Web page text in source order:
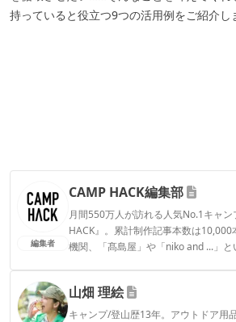
持っていると役立つ9つの活用例をご紹介し
編集者
CAMP HACK編集部
月間550万人が訪れる人気No.1キャ
HACK』。累計制作記事本数は
機関、「髙島屋」や「niko and ...」
CAMP HACK編集部のプロフィール
山畑 理絵
キャンプ/登山歴13年。アウトドア用